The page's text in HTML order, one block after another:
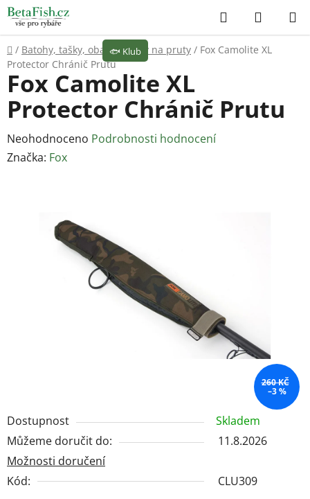
Přejít
na
obsah
Hledat
KOŠÍK
Domů
/ Batohy, tašky, obaly / Obaly na pruty / Fox Camolite XL
Protector Chránič Prutu
Dostupnost
Skladem
Můžeme doručit do:
11.8.2026
Možnosti doručení
Kód:
CLU309
Fox Camolite XL
Protector Chránič Prutu
Průměrné
hodnocení
Neohodnoceno Podrobnosti hodnocení
Značka: Fox
260 KČ
–3 %
🐟 Klub